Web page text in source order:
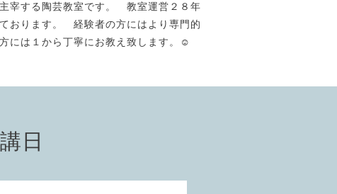
する陶芸教室です。 教室運営２８年
おります。 経験者の方にはより専門的
には１から丁寧にお教え致します。☺️
日